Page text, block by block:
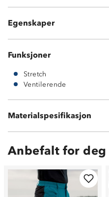
Egenskaper
YKK©-glidelås
Funksjoner
Stretch
Ventilerende
Materialspesifikasjon
5 % spandex
Anbefalt for deg